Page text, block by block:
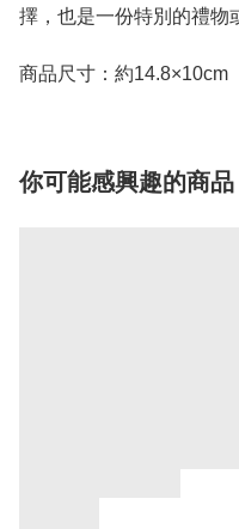
擇，也是一份特別的禮物
商品尺寸：約14.8×10cm
你可能感興趣的商品